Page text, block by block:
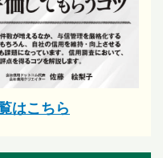
はこちら